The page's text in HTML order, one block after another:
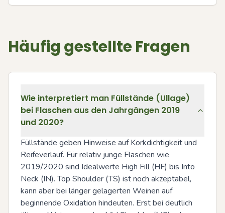
Häufig gestellte Fragen
Wie interpretiert man Füllstände (Ullage)
bei Flaschen aus den Jahrgängen 2019
und 2020?
Füllstände geben Hinweise auf Korkdichtigkeit und
Reifeverlauf. Für relativ junge Flaschen wie
2019/2020 sind Idealwerte High Fill (HF) bis Into
Neck (IN). Top Shoulder (TS) ist noch akzeptabel,
kann aber bei länger gelagerten Weinen auf
beginnende Oxidation hindeuten. Erst bei deutlich